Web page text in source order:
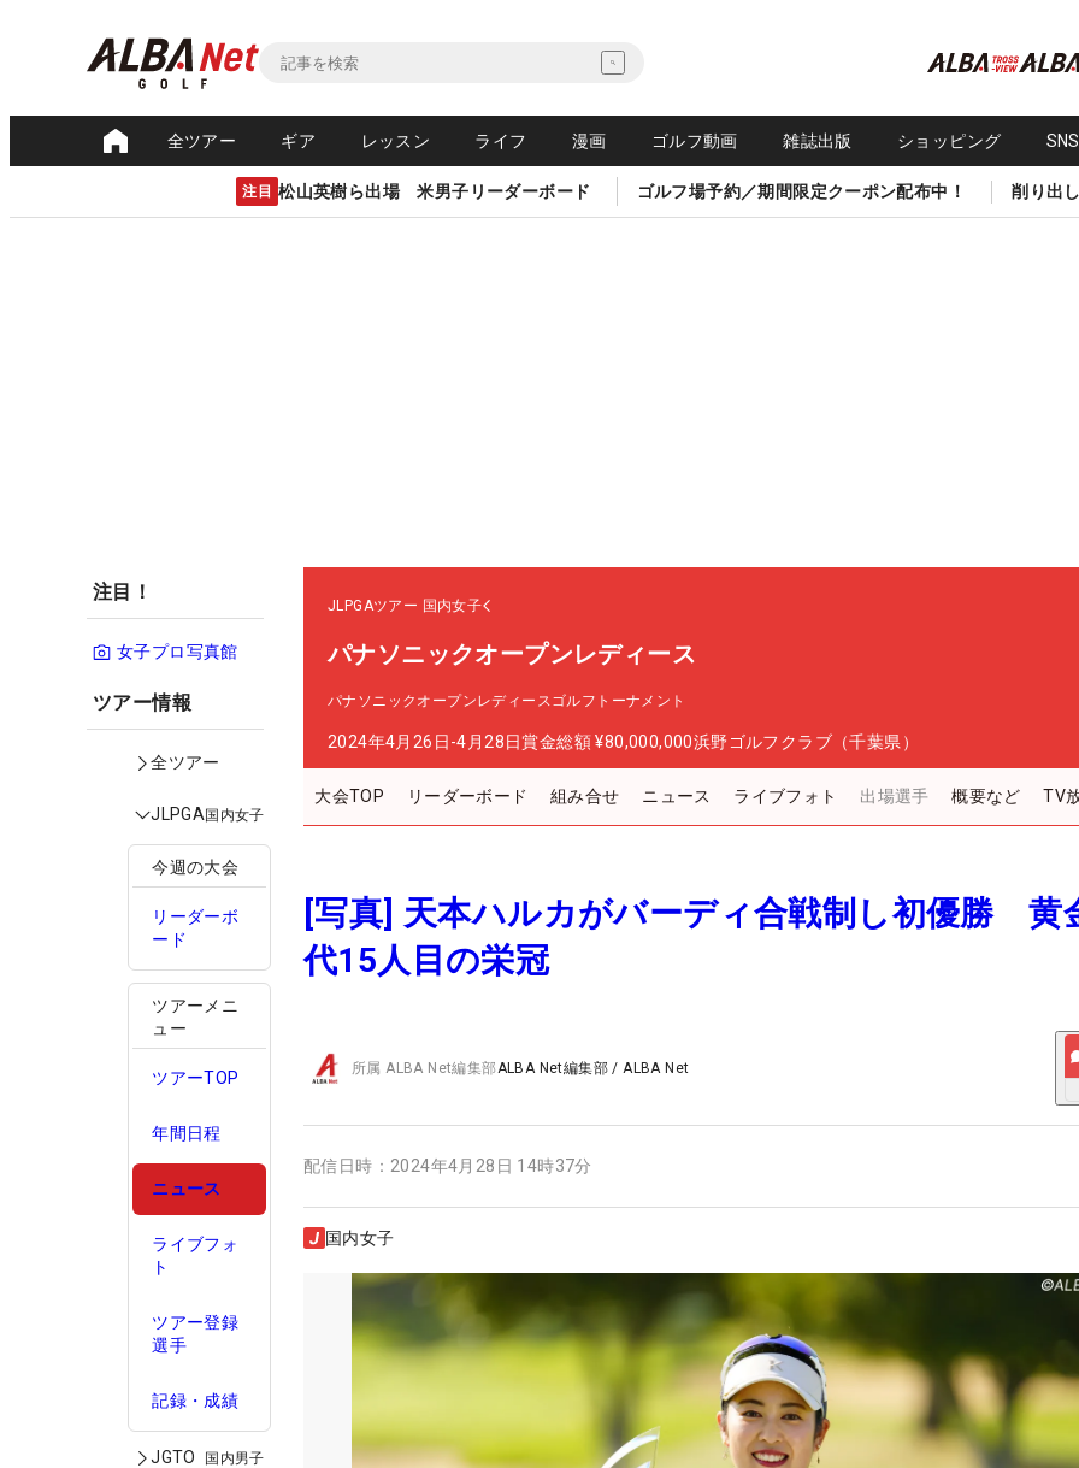
全ツアー ギア レッスン ライフ 漫画 ゴルフ動画 雑誌出版 ショッピング
注目 松山英樹ら出場 米男子リーダーボード ゴルフ場予約／期間限定クーポン配布中！ 削り出
注目！
女子プロ写真館
ツアー情報
全ツアー
JLPGA国内女子
今週の大会
リーダーボ
ード
ツアーメニ
ュー
ツアーTOP
年間日程
ニュース
ライブフォ
ト
ツアー登録
選手
記録・成績
JGTO 国内男子
JLPGAツアー 国内女子
パナソニックオープンレディース
パナソニックオープンレディースゴルフトーナメント
2024年4月26日-4月28日賞金総額 ¥80,000,000浜野ゴルフクラブ（千葉県）
大会TOP リーダーボード 組み合せ ニュース ライブフォト 出場選手 概要など TV
[写真] 天本ハルカがバーディ合戦制し初優勝 黄
代15人目の栄冠
所属ALBA Net編集部ALBA Net編集部 /ALBA Net
配信日時： 2024年4月28日 14時37分
国内女子